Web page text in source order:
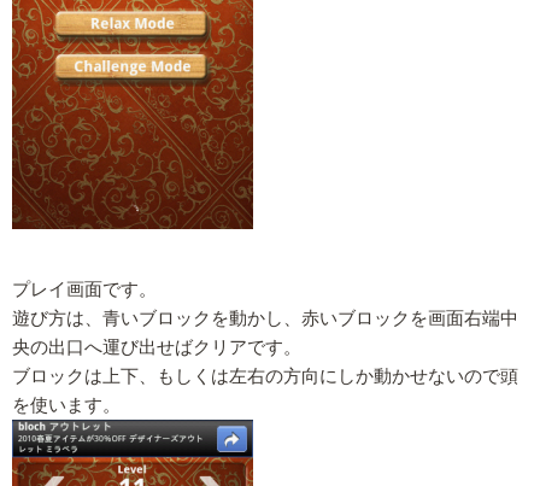
プレイ画面です。
遊び方は、青いブロックを動かし、赤いブロックを画面右端中
央の出口へ運び出せばクリアです。
ブロックは上下、もしくは左右の方向にしか動かせないので頭
を使います。